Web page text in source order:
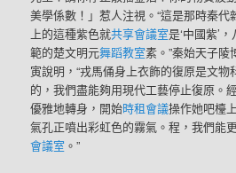
美學係數！」惹人注視。“這是那時秦
上的這種紫色就共享會議室是‘中國紫’
範的楚文明元舞蹈教室素。”秦始天子陵
寅說明，“戎馬俑身上衣飾的復原是文物
的，我們盡能夠用現代工藝停止復原。
優雅地轉身，開始時租會議操作她吧檯
氣孔正噴出彩虹色的霧氣。程，我們能
會議室 。”